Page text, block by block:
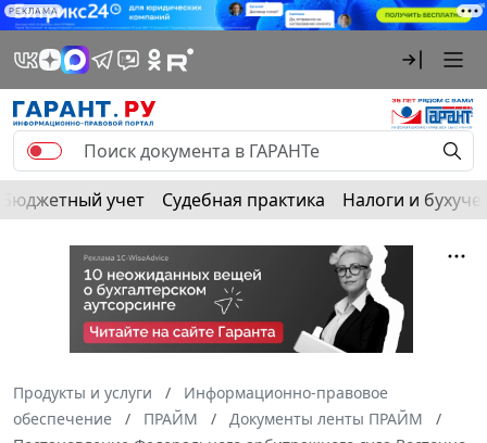
РЕКЛАМА
Бюджетный учет Судебная практика Налоги и
Продукты и услуги
Информационно-правовое
обеспечение
ПРАЙМ
Документы ленты ПРАЙМ